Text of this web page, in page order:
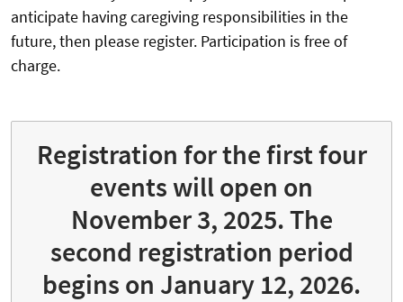
anticipate having caregiving responsibilities in the
future, then please register. Participation is free of
charge.
Registration for the first four
events will open on
November 3, 2025. The
second registration period
begins on January 12, 2026.